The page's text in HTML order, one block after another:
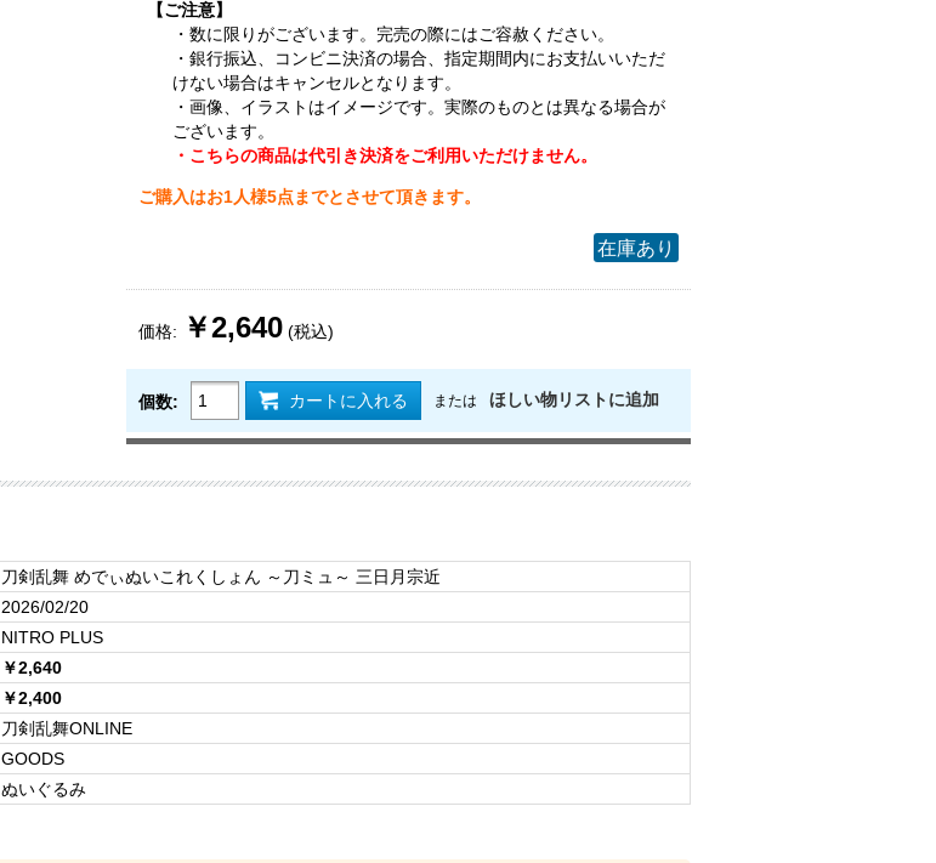
【ご注意】
・数に限りがございます。完売の際にはご容赦ください。
・銀行振込、コンビニ決済の場合、指定期間内にお支払いいただ
けない場合はキャンセルとなります。
・画像、イラストはイメージです。実際のものとは異なる場合が
ございます。
・こちらの商品は代引き決済をご利用いただけません。
ご購入はお1人様5点までとさせて頂きます。
在庫あり
価格: ￥2,640 (税込)
個数: カートに入れる または ほしい物リストに追加
刀剣乱舞 めでぃぬいこれくしょん ～刀ミュ～ 三日月宗近
2026/02/20
NITRO PLUS
￥2,640
￥2,400
刀剣乱舞ONLINE
GOODS
ぬいぐるみ